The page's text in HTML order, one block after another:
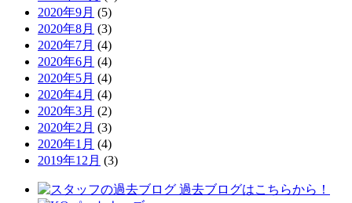
2020年9月 (5)
2020年8月 (3)
2020年7月 (4)
2020年6月 (4)
2020年5月 (4)
2020年4月 (4)
2020年3月 (2)
2020年2月 (3)
2020年1月 (4)
2019年12月 (3)